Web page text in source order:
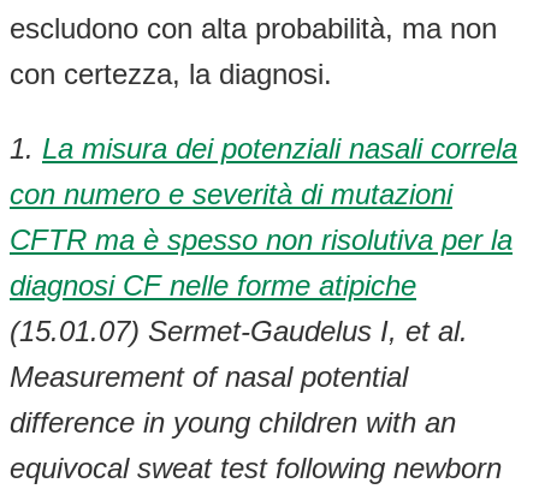
escludono con alta probabilità, ma non
con certezza, la diagnosi.
1. La misura dei potenziali nasali correla
con numero e severità di mutazioni
CFTR ma è spesso non risolutiva per la
diagnosi CF nelle forme atipiche
(15.01.07) Sermet-Gaudelus I, et al.
Measurement of nasal potential
difference in young children with an
equivocal sweat test following newborn